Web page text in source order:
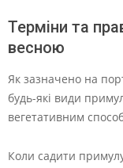
Терміни та
весною
Як зазначено на
будь-які види
вегетативним
Коли садити